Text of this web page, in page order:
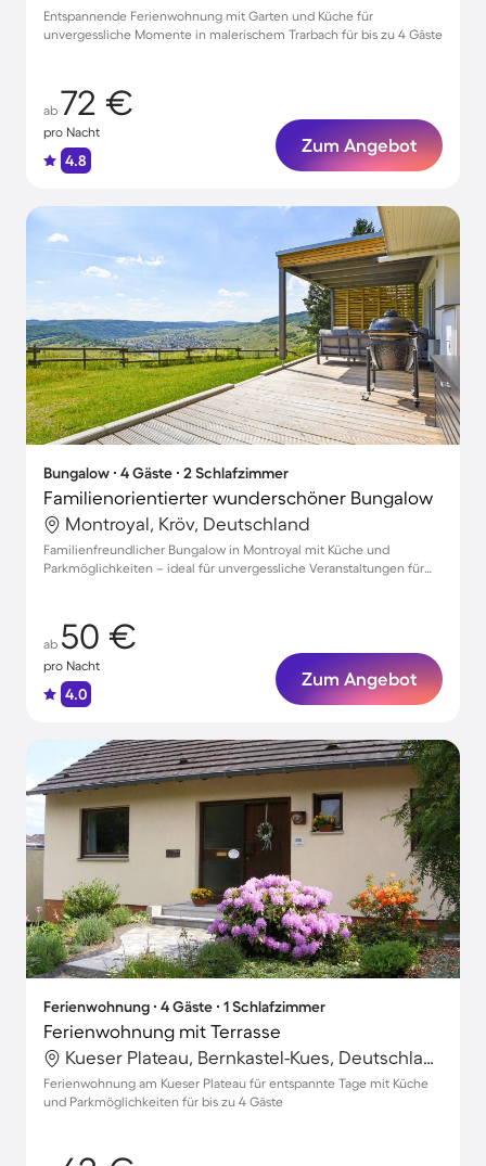
Entspannende Ferienwohnung mit Garten und Küche für
unvergessliche Momente in malerischem Trarbach für bis zu 4 Gäste
ab 72 €
pro Nacht
4.8
Zum Angebot
Bungalow ∙ 4 Gäste ∙ 2 Schlafzimmer
Familienorientierter wunderschöner Bungalow
Montroyal, Kröv, Deutschland
Familienfreundlicher Bungalow in Montroyal mit Küche und
Parkmöglichkeiten – ideal für unvergessliche Veranstaltungen für
ab 50 €
pro Nacht
4.0
Zum Angebot
Ferienwohnung ∙ 4 Gäste ∙ 1 Schlafzimmer
Ferienwohnung mit Terrasse
Kueser Plateau, Bernkastel-Kues, Deutschland
Ferienwohnung am Kueser Plateau für entspannte Tage mit Küche
und Parkmöglichkeiten für bis zu 4 Gäste